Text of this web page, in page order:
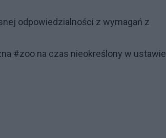
odpowiedzialności z wymagań z
#zoo na czas nieokreślony w ustawie